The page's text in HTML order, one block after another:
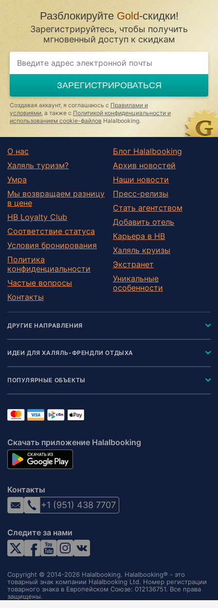
РазблокируйтеGold-скидки!
Зарегистрируйтесь, чтобы получить
мгновенный доступ к скидкам
ЗАРЕГИСТРИРОВАТЬСЯ
Создавая аккаунт, я соглашаюсь с Правилами и
условиями , а также с Политикой конфиденциальности и
использованием cookie-файлов Halalbooking.
О нас
Халяль туризм?
Умра
Мы возвращаем разницу
в цене
HB Loyalty Club
Соответствие статуса
Условия бронирования
Политика
конфиденциальности
Частые вопросы
Контакты
Блог Halalbooking
Архив новостей
Наши новости
Пресс-релизы
Стать агентством
Добавить отель
Карьера в HB
Халяль круизы
Экстранет
Уникальные
особенности
ДРУГИЕ НАПРАВЛЕНИЯ
ИДЕИ ДЛЯ ХАЛЯЛЬ-ФРЕНДЛИ ОТДЫХА
ПОПУЛЯРНЫЕ ОБЪЕКТЫ
Скачать приложение Halalbooking
Контакты
+1 (951) 438 7707
Следите за нами
Copyright © 2014-2026 Halalbooking. Halalbooking® - это
товарный знак компании Halalbooking Ltd. Номер регистрации
товарного знака в Европейском Союзе: 012136751. Все права
защищены.